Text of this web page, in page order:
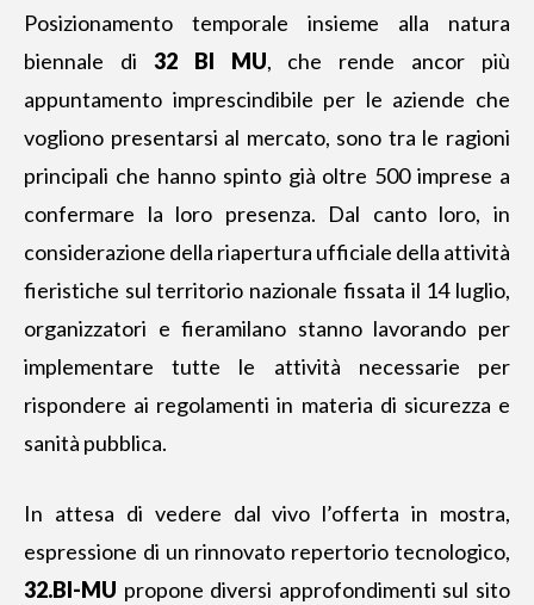
Posizionamento temporale insieme alla natura
biennale di 32 BI MU, che rende ancor più
appuntamento imprescindibile per le aziende che
vogliono presentarsi al mercato, sono tra le ragioni
principali che hanno spinto già oltre 500 imprese a
confermare la loro presenza. Dal canto loro, in
considerazione della riapertura ufficiale della attività
fieristiche sul territorio nazionale fissata il 14 luglio,
organizzatori e fieramilano stanno lavorando per
implementare tutte le attività necessarie per
rispondere ai regolamenti in materia di sicurezza e
sanità pubblica.
In attesa di vedere dal vivo l’offerta in mostra,
espressione di un rinnovato repertorio tecnologico,
32.BI-MU propone diversi approfondimenti sul sito